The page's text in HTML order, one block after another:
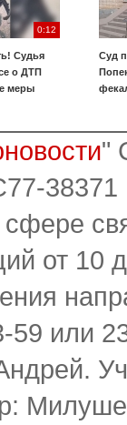
0:12
Судья
о ДТП
меры
Суд
"
38371
от 10
59 или